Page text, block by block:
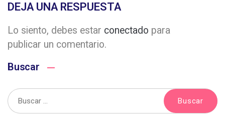
DEJA UNA RESPUESTA
Lo siento, debes estar conectado para
publicar un comentario.
Buscar